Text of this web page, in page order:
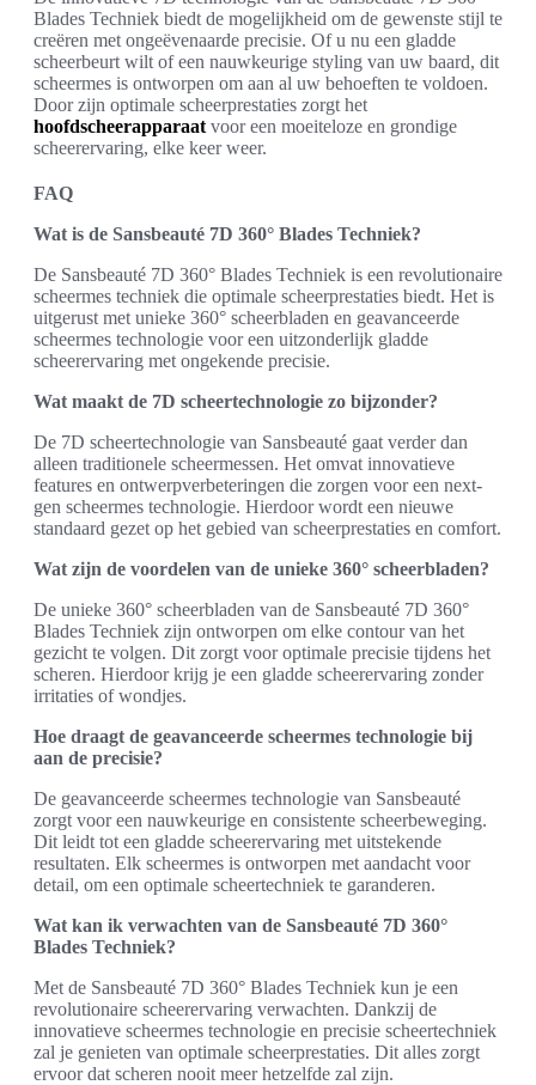
Blades Techniek biedt de mogelijkheid om de gewenste stijl te
creëren met ongeëvenaarde precisie. Of u nu een gladde
scheerbeurt wilt of een nauwkeurige styling van uw baard, dit
scheermes is ontworpen om aan al uw behoeften te voldoen.
Door zijn optimale scheerprestaties zorgt het
hoofdscheerapparaat voor een moeiteloze en grondige
scheerervaring, elke keer weer.
FAQ
Wat is de Sansbeauté 7D 360° Blades Techniek?
De Sansbeauté 7D 360° Blades Techniek is een revolutionaire
scheermes techniek die optimale scheerprestaties biedt. Het is
uitgerust met unieke 360° scheerbladen en geavanceerde
scheermes technologie voor een uitzonderlijk gladde
scheerervaring met ongekende precisie.
Wat maakt de 7D scheertechnologie zo bijzonder?
De 7D scheertechnologie van Sansbeauté gaat verder dan
alleen traditionele scheermessen. Het omvat innovatieve
features en ontwerpverbeteringen die zorgen voor een next-
gen scheermes technologie. Hierdoor wordt een nieuwe
standaard gezet op het gebied van scheerprestaties en comfort.
Wat zijn de voordelen van de unieke 360° scheerbladen?
De unieke 360° scheerbladen van de Sansbeauté 7D 360°
Blades Techniek zijn ontworpen om elke contour van het
gezicht te volgen. Dit zorgt voor optimale precisie tijdens het
scheren. Hierdoor krijg je een gladde scheerervaring zonder
irritaties of wondjes.
Hoe draagt de geavanceerde scheermes technologie bij
aan de precisie?
De geavanceerde scheermes technologie van Sansbeauté
zorgt voor een nauwkeurige en consistente scheerbeweging.
Dit leidt tot een gladde scheerervaring met uitstekende
resultaten. Elk scheermes is ontworpen met aandacht voor
detail, om een optimale scheertechniek te garanderen.
Wat kan ik verwachten van de Sansbeauté 7D 360°
Blades Techniek?
Met de Sansbeauté 7D 360° Blades Techniek kun je een
revolutionaire scheerervaring verwachten. Dankzij de
innovatieve scheermes technologie en precisie scheertechniek
zal je genieten van optimale scheerprestaties. Dit alles zorgt
ervoor dat scheren nooit meer hetzelfde zal zijn.